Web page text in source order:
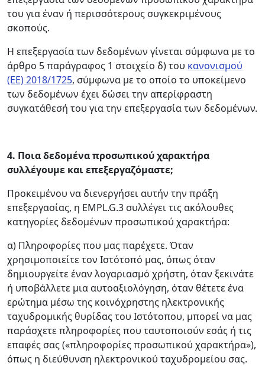
του για έναν ή περισσότερους συγκεκριμένους
σκοπούς.
Η επεξεργασία των δεδομένων γίνεται σύμφωνα με το
άρθρο 5 παράγραφος 1 στοιχείο δ) του κανονισμού
(ΕΕ) 2018/1725, σύμφωνα με το οποίο το υποκείμενο
των δεδομένων έχει δώσει την απερίφραστη
συγκατάθεσή του για την επεξεργασία των δεδομένων.
4. Ποια δεδομένα προσωπικού χαρακτήρα
συλλέγουμε και επεξεργαζόμαστε;
Προκειμένου να διενεργήσει αυτήν την πράξη
επεξεργασίας, η EMPL.G.3 συλλέγει τις ακόλουθες
κατηγορίες δεδομένων προσωπικού χαρακτήρα:
α) Πληροφορίες που μας παρέχετε. Όταν
χρησιμοποιείτε τον Ιστότοπό μας, όπως όταν
δημιουργείτε έναν λογαριασμό χρήστη, όταν ξεκινάτε
ή υποβάλλετε μια αυτοαξιολόγηση, όταν θέτετε ένα
ερώτημα μέσω της κοινόχρηστης ηλεκτρονικής
ταχυδρομικής θυρίδας του Ιστότοπου, μπορεί να μας
παράσχετε πληροφορίες που ταυτοποιούν εσάς ή τις
επαφές σας («πληροφορίες προσωπικού χαρακτήρα»),
όπως η διεύθυνση ηλεκτρονικού ταχυδρομείου σας.